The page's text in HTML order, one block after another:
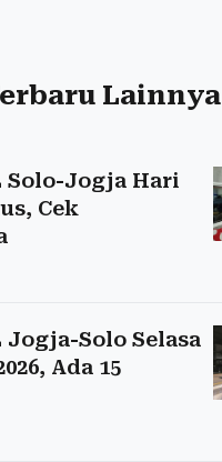
Lainnya
Solo-Jogja Hari
Cek
Jogja-Solo Selasa
Ada 15